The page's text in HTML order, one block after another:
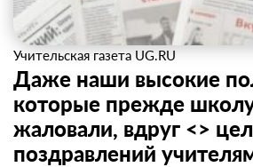
Учительская газета UG.RU
Даже наши высокие
которые прежде
жаловали, вдруг <>
поздравлений